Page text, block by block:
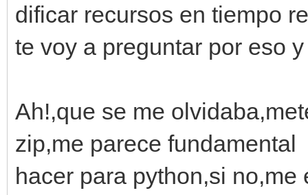
dificar recursos en tiempo
te voy a preguntar por eso
Ah!,que se me
zip,me parece
hacer para python,si